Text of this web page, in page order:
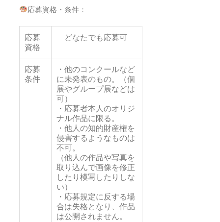
応募資格・条件：
応募
資格
どなたでも応募可
応募
条件
・他のコンクールなど
に未発表のもの。（個
展やグループ展などは
可）
・応募者本人のオリジ
ナル作品に限る。
・他人の知的財産権を
侵害するようなものは
不可。
（他人の作品や写真を
取り込んで画像を修正
したり模写したりしな
い）
・応募規定に反する場
合は失格となり、作品
は公開されません。